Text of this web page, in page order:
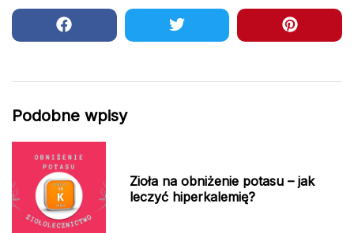
Podobne wpisy
Zioła na obniżenie potasu – jak
leczyć hiperkalemię?